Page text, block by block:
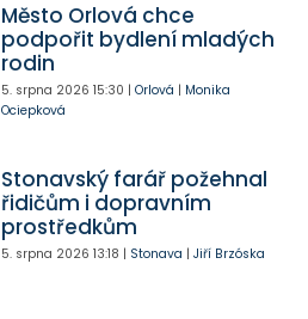
Město Orlová chce
podpořit bydlení mladých
rodin
5. srpna 2026 15:30 | Orlová | Monika
Ociepková
Stonavský farář požehnal
řidičům i dopravním
prostředkům
5. srpna 2026 13:18 | Stonava | Jiří Brzóska